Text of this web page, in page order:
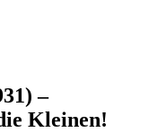
–
Kleinen!